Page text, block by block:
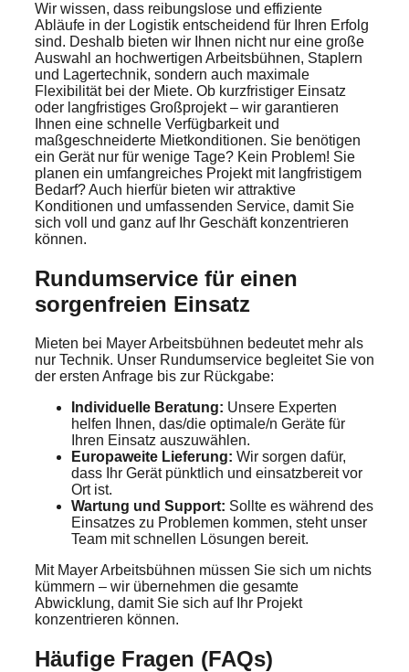
Wir wissen, dass reibungslose und effiziente
Abläufe in der Logistik entscheidend für Ihren Erfolg
sind. Deshalb bieten wir Ihnen nicht nur eine große
Auswahl an hochwertigen Arbeitsbühnen, Staplern
und Lagertechnik, sondern auch maximale
Flexibilität bei der Miete. Ob kurzfristiger Einsatz
oder langfristiges Großprojekt – wir garantieren
Ihnen eine schnelle Verfügbarkeit und
maßgeschneiderte Mietkonditionen. Sie benötigen
ein Gerät nur für wenige Tage? Kein Problem! Sie
planen ein umfangreiches Projekt mit langfristigem
Bedarf? Auch hierfür bieten wir attraktive
Konditionen und umfassenden Service, damit Sie
sich voll und ganz auf Ihr Geschäft konzentrieren
können.
Rundumservice für einen
sorgenfreien Einsatz
Mieten bei Mayer Arbeitsbühnen bedeutet mehr als
nur Technik. Unser Rundumservice begleitet Sie von
der ersten Anfrage bis zur Rückgabe:
Individuelle Beratung: Unsere Experten
helfen Ihnen, das/die optimale/n Geräte für
Ihren Einsatz auszuwählen.
Europaweite Lieferung: Wir sorgen dafür,
dass Ihr Gerät pünktlich und einsatzbereit vor
Ort ist.
Wartung und Support: Sollte es während des
Einsatzes zu Problemen kommen, steht unser
Team mit schnellen Lösungen bereit.
Mit Mayer Arbeitsbühnen müssen Sie sich um nichts
kümmern – wir übernehmen die gesamte
Abwicklung, damit Sie sich auf Ihr Projekt
konzentrieren können.
Häufige Fragen (FAQs)